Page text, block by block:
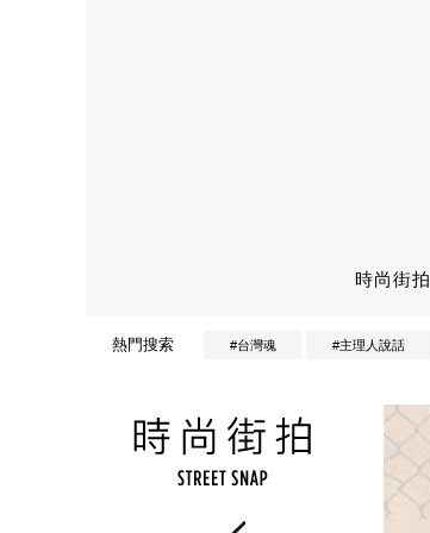
時尚街拍
熱門搜索 #台灣魂 #主理人說話